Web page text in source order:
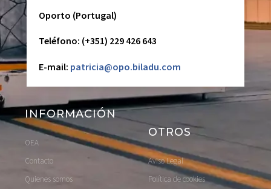
Oporto (Portugal)
Teléfono: (+351) 229 426 643
E-mail: patricia@opo.biladu.com
INFORMACIÓN
OEA
Contacto
Quienes somos
OTROS
Aviso Legal
Política de cookies